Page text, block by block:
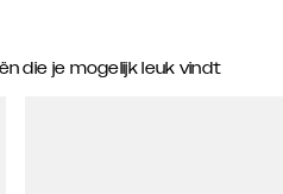
die je mogelijk leuk vindt